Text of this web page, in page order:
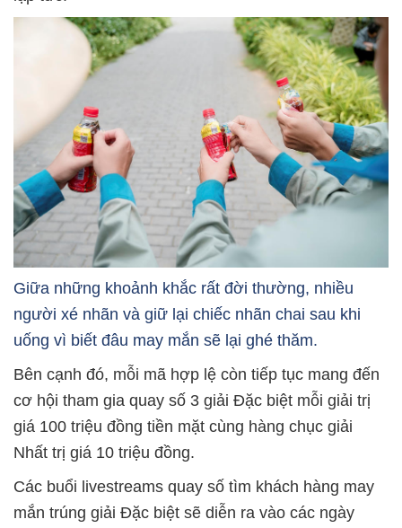
Giữa những khoảnh khắc rất đời thường, nhiều
người xé nhãn và giữ lại chiếc nhãn chai sau khi
uống vì biết đâu may mắn sẽ lại ghé thăm.
Bên cạnh đó, mỗi mã hợp lệ còn tiếp tục mang đến
cơ hội tham gia quay số 3 giải Đặc biệt mỗi giải trị
giá 100 triệu đồng tiền mặt cùng hàng chục giải
Nhất trị giá 10 triệu đồng.
Các buổi livestreams quay số tìm khách hàng may
mắn trúng giải Đặc biệt sẽ diễn ra vào các ngày